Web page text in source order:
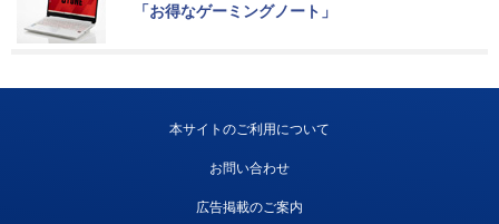
「お得なゲーミングノート」
本サイトのご利用について
お問い合わせ
広告掲載のご案内